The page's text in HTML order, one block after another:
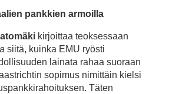
pankkien armoilla
kirjoittaa teoksessaan
siitä, kuinka EMU ryösti
lainata rahaa suoraan
sopimus nimittäin kielsi
Täten